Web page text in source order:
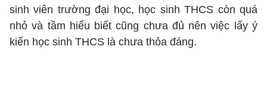
sinh viên trường đại học, học sinh THCS còn quá
nhỏ và tầm hiểu biết cũng chưa đủ nên việc lấy ý
kiến học sinh THCS là chưa thỏa đáng.